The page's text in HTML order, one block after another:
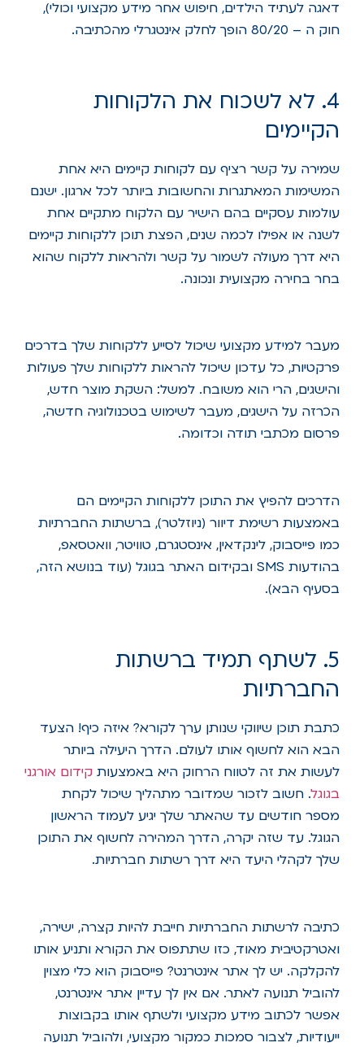
דאגה לעתיד הילדים, חיפוש אחר מידע מקצועי וכולי),
חוק ה – 80/20 הופך לחלק אינטגרלי מהכתיבה.
4. לא לשכוח את הלקוחות
הקיימים
שמירה על קשר רציף עם לקוחות קיימים היא אחת
המשימות המאתגרות והחשובות ביותר לכל ארגון. ישנם
עולמות עסקיים בהם הישיר עם הלקוח מתקיים אחת
לשנה או אפילו לכמה שנים, הפצת תוכן ללקוחות קיימים
היא דרך מעולה לשמור על קשר ולהראות ללקוח שהוא
בחר בחירה מקצועית ונכונה.
מעבר למידע מקצועי שיכול לסייע ללקוחות שלך בדרכים
פרקטיות, כל עדכון שיכול להראות ללקוחות שלך פעולות
והישגים, הרי הוא משובח. למשל: השקת מוצר חדש,
הכרזה על הישגים, מעבר לשימוש בטכנולוגיה חדשה,
פרסום מכתבי תודה וכדומה.
הדרכים להפיץ את התוכן ללקוחות הקיימים הם
באמצעות רשימת דיוור (ניוזלטר), ברשתות החברתיות
כמו פייסבוק, לינקדאין, אינסטגרם, טוויטר, וואטסאפ,
בהודעות SMS ובקידום האתר בגוגל (עוד בנושא הזה,
בסעיף הבא).
5. לשתף תמיד ברשתות
החברתיות
כתבת תוכן שיווקי שנותן ערך לקורא? איזה כיף! הצעד
הבא הוא לחשוף אותו לעולם. הדרך היעילה ביותר
לעשות את זה לטווח הרחוק היא באמצעות קידום אורגני
בגוגל. חשוב לזכור שמדובר מתהליך שיכול לקחת
מספר חודשים עד שהאתר שלך יגיע לעמוד הראשון
הגוגל. עד שזה יקרה, הדרך המהירה לחשוף את התוכן
שלך לקהלי היעד היא דרך רשתות חברתיות.
כתיבה לרשתות החברתיות חייבת להיות קצרה, ישירה,
ואטרקטיבית מאוד, כזו שתתפוס את הקורא ותניע אותו
להקלקה. יש לך אתר אינטרנט? פייסבוק הוא כלי מצוין
להוביל תנועה לאתר. אם אין לך עדיין אתר אינטרנט,
אפשר לכתוב מידע מקצועי ולשתף אותו בקבוצות
ייעודיות, לצבור סמכות כמקור מקצועי, ולהוביל תנועה